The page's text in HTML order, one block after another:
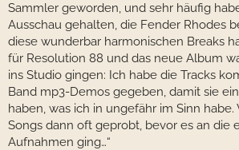
Sammler geworden, und sehr häufig
Ausschau gehalten, die Fender Rhodes
diese wunderbar harmonischen Breaks
für Resolution 88 und das neue Album
ins Studio gingen: Ich habe die Tracks
Band mp3-Demos gegeben, damit sie
haben, was ich in ungefähr im Sinn
Songs dann oft geprobt, bevor es an die
Aufnahmen ging…“